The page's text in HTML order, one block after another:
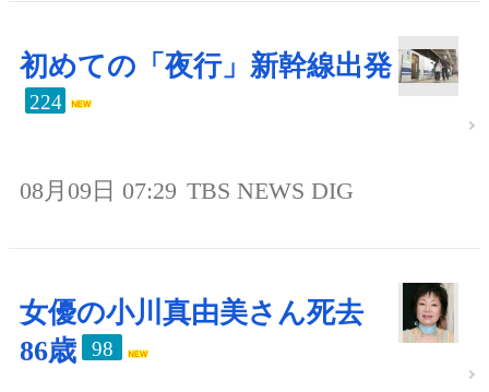
初めての「夜行」新幹線出発
224
08月09日 07:29 TBS NEWS DIG
女優の小川真由美さん死去
86歳
98